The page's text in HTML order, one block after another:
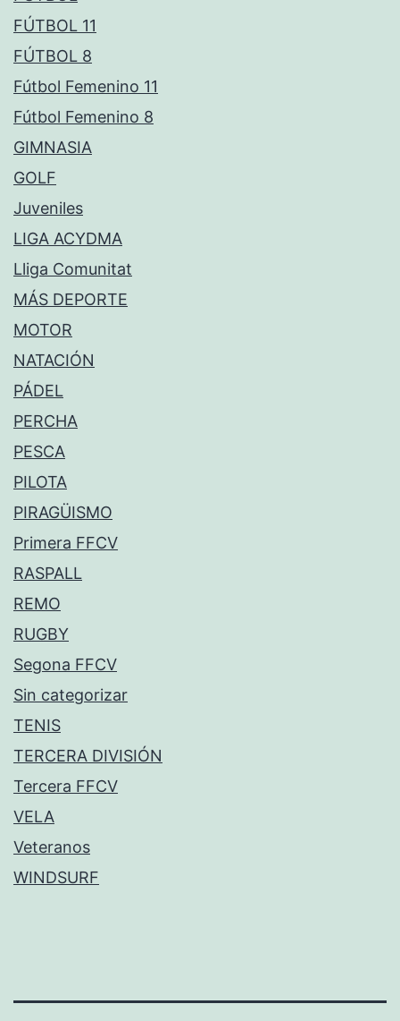
FÚTBOL 11
FÚTBOL 8
Fútbol Femenino 11
Fútbol Femenino 8
GIMNASIA
GOLF
Juveniles
LIGA ACYDMA
Lliga Comunitat
MÁS DEPORTE
MOTOR
NATACIÓN
PÁDEL
PERCHA
PESCA
PILOTA
PIRAGÜISMO
Primera FFCV
RASPALL
REMO
RUGBY
Segona FFCV
Sin categorizar
TENIS
TERCERA DIVISIÓN
Tercera FFCV
VELA
Veteranos
WINDSURF